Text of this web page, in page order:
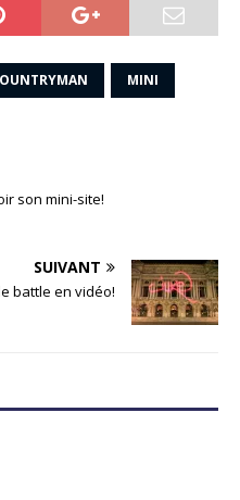
MINI
son mini-site!
SUIVANT
battle en vidéo!